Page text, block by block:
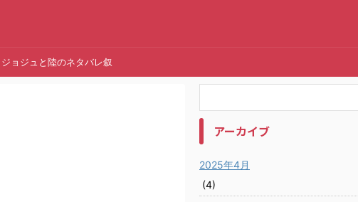
ジョジュと陸のネタバレ叙
アーカイブ
2025年4月
(4)